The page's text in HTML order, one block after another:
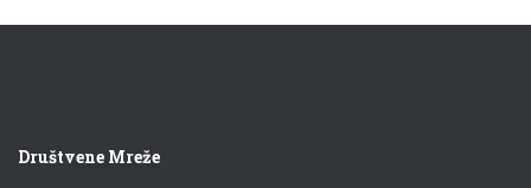
Društvene Mreže